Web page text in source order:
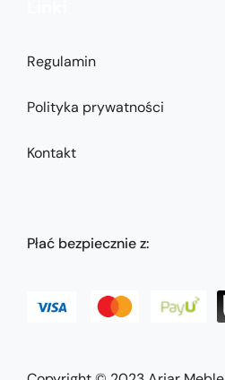
Regulamin
Polityka prywatności
Kontakt
Płać bezpiecznie z: